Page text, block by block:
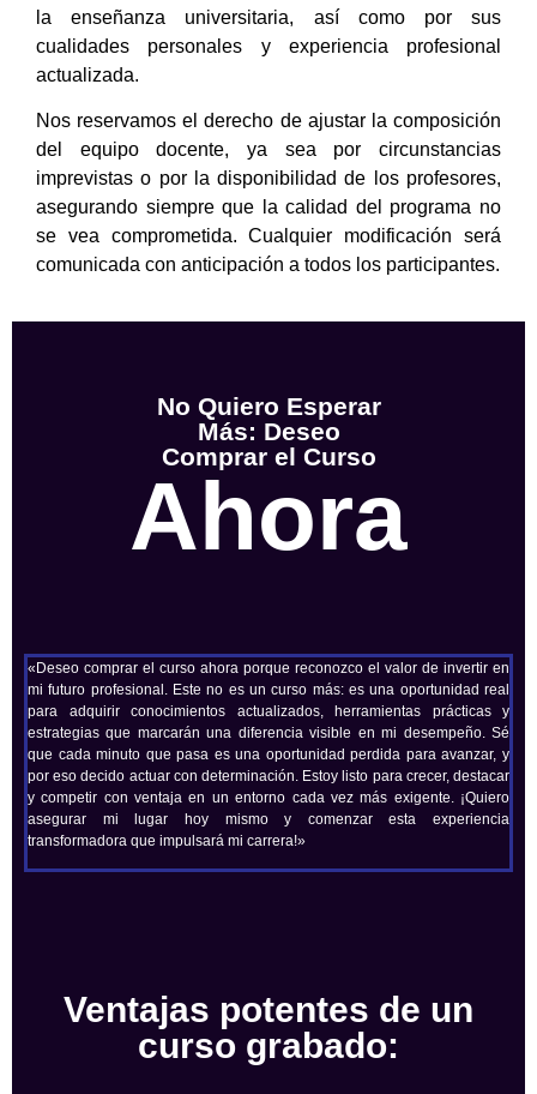
la enseñanza universitaria, así como por sus
cualidades personales y experiencia profesional
actualizada.
Nos reservamos el derecho de ajustar la composición
del equipo docente, ya sea por circunstancias
imprevistas o por la disponibilidad de los profesores,
asegurando siempre que la calidad del programa no
se vea comprometida. Cualquier modificación será
comunicada con anticipación a todos los participantes.
No Quiero Esperar
Más: Deseo
Comprar el Curso
Ahora
«Deseo comprar el curso ahora porque reconozco el valor de invertir en
mi futuro profesional. Este no es un curso más: es una oportunidad real
para adquirir conocimientos actualizados, herramientas prácticas y
estrategias que marcarán una diferencia visible en mi desempeño. Sé
que cada minuto que pasa es una oportunidad perdida para avanzar, y
por eso decido actuar con determinación. Estoy listo para crecer, destacar
y competir con ventaja en un entorno cada vez más exigente. ¡Quiero
asegurar mi lugar hoy mismo y comenzar esta experiencia
transformadora que impulsará mi carrera!»
Ventajas potentes de un
curso grabado: